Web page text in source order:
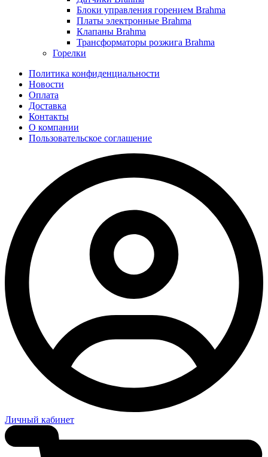
Блоки управления горением Brahma
Платы электронные Brahma
Клапаны Brahma
Трансформаторы розжига Brahma
Горелки
Политика конфиденциальности
Новости
Оплата
Доставка
Контакты
О компании
Пользовательское соглашение
Личный кабинет